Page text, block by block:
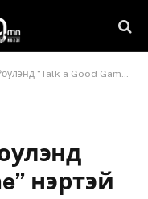
a Good Game” нэртэй цомог гаргажээ
нэртэй